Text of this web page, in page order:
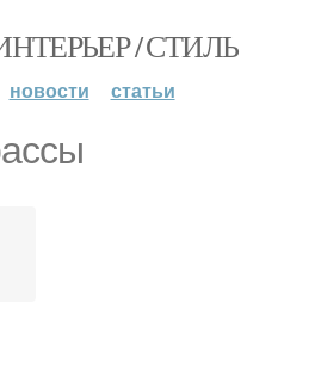
/ СТИЛЬ
новости статьи